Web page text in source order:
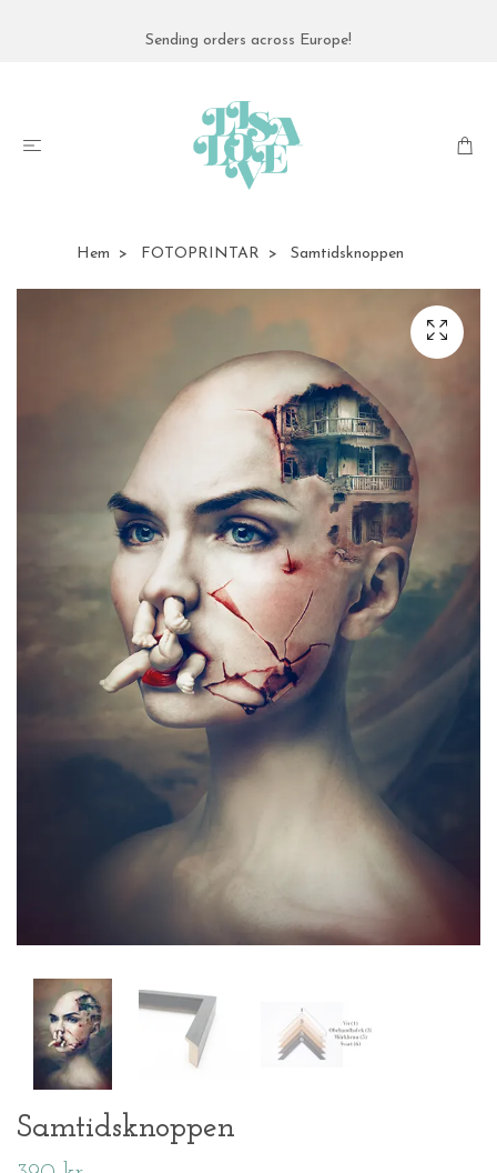
Sending orders across Europe!
Hem FOTOPRINTAR Samtidsknoppen
Samtidsknoppen